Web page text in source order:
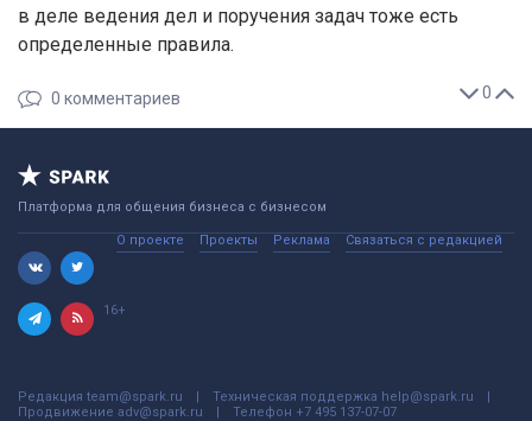
в деле ведения дел и поручения задач тоже есть
определенные правила.
0
0 комментариев
Платформа для общения бизнеса с бизнесом
О проекте Проекты Реклама Связаться с редакцией
16+
Редакция team@spark.ru Техническая поддержка help@spark.ru
Продвижение adv@spark.ru Телефон +7 495 137-07-07